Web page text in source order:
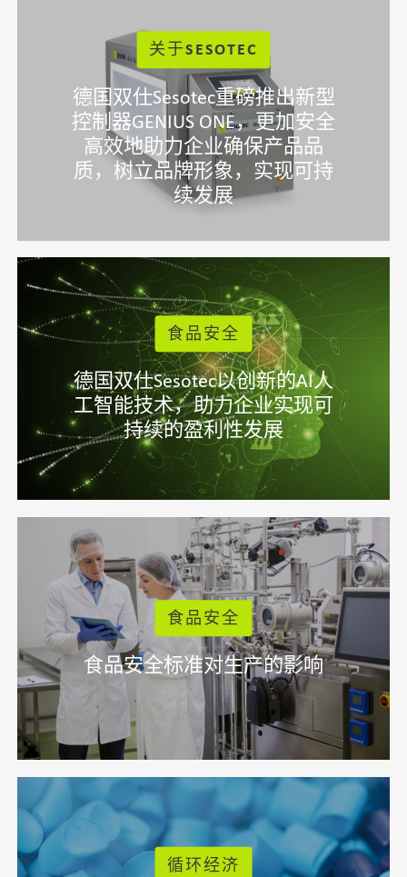
关于SESOTEC
德国双仕Sesotec重磅推出新型
控制器GENIUS ONE，更加安全
高效地助力企业确保产品品
质，树立品牌形象，实现可持
续发展
食品安全
德国双仕Sesotec以创新的AI人
工智能技术，助力企业实现可
持续的盈利性发展
食品安全
食品安全标准对生产的影响
循环经济